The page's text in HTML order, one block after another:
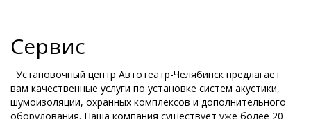
Сервис
Установочный центр Автотеатр-Челябинск предлагает
вам качественные услуги по установке систем акустики,
шумоизоляции, охранных комплексов и дополнительного
оборудования. Наша компания существует уже более 20